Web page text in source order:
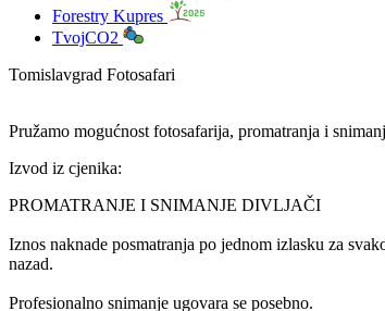
Forestry Kupres
TvojCO2
Tomislavgrad Fotosafari
Pružamo mogućnost fotosafarija, promatranja i
Izvod iz cjenika:
PROMATRANJE I SNIMANJE DIVLJAČI
Iznos naknade posmatranja po jednom izlasku za
nazad.
Profesionalno snimanje ugovara se posebno.